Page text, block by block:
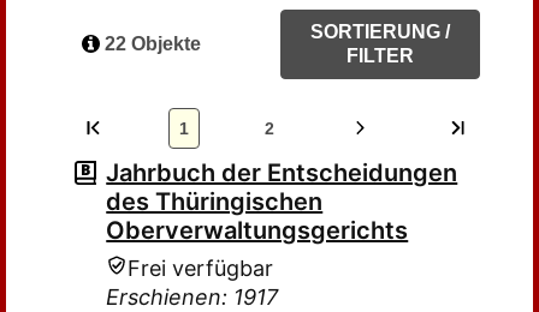
22 Objekte
SORTIERUNG /
FILTER
1 2
Jahrbuch der Entscheidungen
des Thüringischen
Oberverwaltungsgerichts
Frei verfügbar
Erschienen: 1917